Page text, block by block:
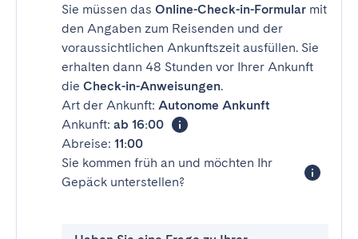
Sie müssen das Online-Check-in-Formular mit
den Angaben zum Reisenden und der
voraussichtlichen Ankunftszeit ausfüllen. Sie
erhalten dann 48 Stunden vor Ihrer Ankunft
die Check-in-Anweisungen.
Art der Ankunft: Autonome Ankunft
Ankunft: ab 16:00
Abreise: 11:00
Sie kommen früh an und möchten Ihr
Gepäck unterstellen?